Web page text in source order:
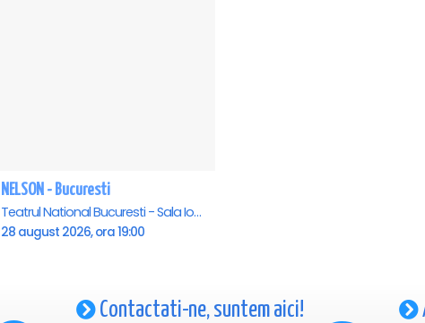
NELSON - Bucuresti
Teatrul National Bucuresti - Sala Ion Caramitru, Bucuresti
28 august 2026, ora 19:00
Contactati-ne, suntem aici!